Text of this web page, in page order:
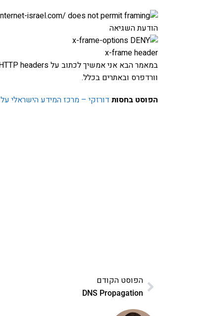
הודעת השגיאה
x-frame header
וורדפרס ובאתרים בכלל.
הפוסט בחסות דורזקי – מרכז המידע הישראלי על WordPress
הפוסט הקודם
DNS Propagation